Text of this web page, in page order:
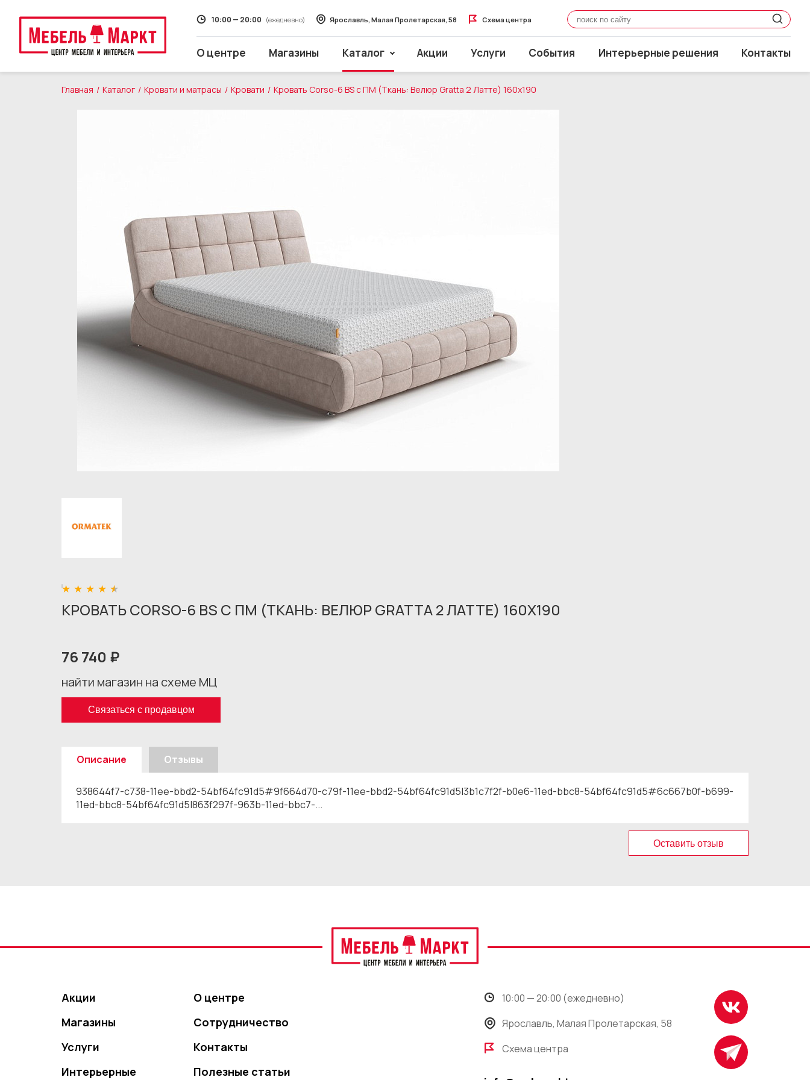
О центре Магазины
Столы и стулья
Стеллажи и полки
Товары для дома
Бренды
Каталог Акции Услуги События Интерьерные решения Контакты
10:00 — 20:00 (ежедневно) Ярославль, Малая Пролетарская, 58 Схема центра
Главная Каталог Кровати и матрасы Кровати Кровать Corso-6 BS с ПМ (Ткань: Велюр Gratta 2 Латте) 160x190
КРОВАТЬ CORSO-6 BS С ПМ (ТКАНЬ: ВЕЛЮР GRATTA 2 ЛАТТЕ) 160X190
76 740 ₽
найти магазин на схеме МЦ
Связаться с продавцом
Описание Отзывы
938644f7-c738-11ee-bbd2-54bf64fc91d5#9f664d70-c79f-11ee-bbd2-54bf64fc91d5|3b1c7f2f-b0e6-11ed-bbc8-54bf64fc91d5#6c667b0f-b699-
11ed-bbc8-54bf64fc91d5|863f297f-963b-11ed-bbc7-...
Оставить отзыв
Акции
Магазины
Услуги
Интерьерные
О центре
Сотрудничество
Контакты
Полезные статьи
10:00 — 20:00 (ежедневно)
Ярославль, Малая Пролетарская, 58
Схема центра